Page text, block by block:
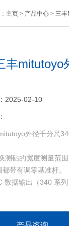
主页> 产品中心> 三丰
丰mitutoyo
2025-02-10
外径千分尺
测砧的宽度测量范围
都带有调零基准杆。
数据输出（340 系列